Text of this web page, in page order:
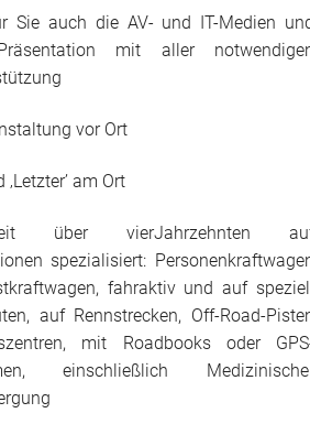
Sie auch die AV- und IT-Medien
mit aller
vor Ort
‚Letzter’ am Ort
über vierJahrzehnten
spezialisiert:
fahraktiv und auf
auf Rennstrecken, Off-Road-
mit Roadbooks oder
einschließlich